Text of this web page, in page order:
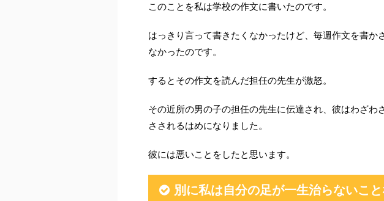
このことを私は学校の作文に書いたのです。
はっきり言って書きたくなかったけど、毎週作文を書か
なかったのです。
するとその作文を読んだ担任の先生が激怒。
その近所の男の子の担任の先生に伝達され、彼はわざわ
さされるはめになりました。
彼には悪いことをしたと思います。
別に私は自分の足が一生治らないこ